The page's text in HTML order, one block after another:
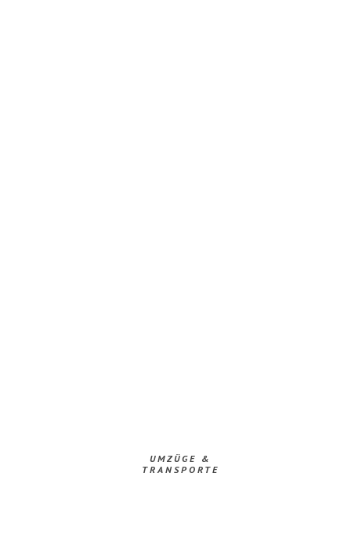
UMZÜGE &
TRANSPORTE